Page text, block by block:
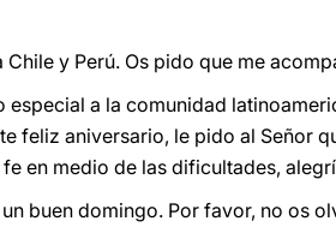
Chile y Perú. Os pido que me
especial a la comunidad
feliz aniversario, le pido al Señor
en medio de las dificultades,
buen domingo. Por favor, no os